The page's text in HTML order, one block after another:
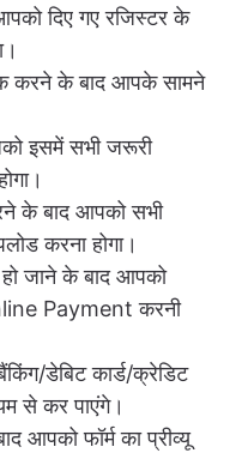
दिए गए रजिस्टर के
करने के बाद आपके सामने
इसमें सभी जरूरी
के बाद आपको सभी
करना होगा।
जाने के बाद आपको
Payment करनी
डेबिट कार्ड/क्रेडिट
से कर पाएंगे।
आपको फॉर्म का प्रीव्यू